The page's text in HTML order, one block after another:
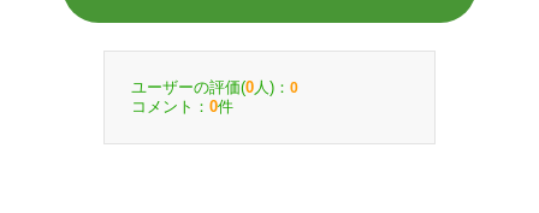
ユーザーの評価(0 人)： 0
コメント： 0件